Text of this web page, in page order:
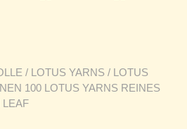
/ LOTUS YARNS / LOTUS
100 LOTUS YARNS REINES
LEAF